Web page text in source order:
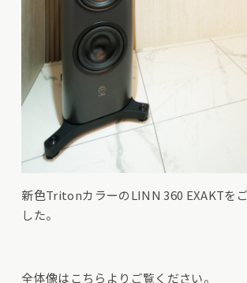
新色TritonカラーのLINN 360 EXAKTを
した。
全体像はこちらよりご覧ください。